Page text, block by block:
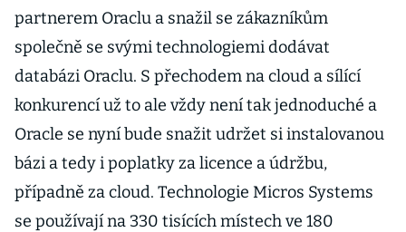
partnerem Oraclu a snažil se zákazníkům
společně se svými technologiemi dodávat
databázi Oraclu. S přechodem na cloud a sílící
konkurencí už to ale vždy není tak jednoduché a
Oracle se nyní bude snažit udržet si instalovanou
bázi a tedy i poplatky za licence a údržbu,
případně za cloud. Technologie Micros Systems
se používají na 330 tisících místech ve 180